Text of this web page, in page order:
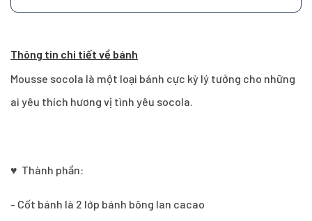
Thông tin chi tiết về bánh
Mousse socola là một loại bánh cực kỳ lý tưởng cho những
ai yêu thích hương vị tình yêu socola.
♥ Thành phần:
- Cốt bánh là 2 lớp bánh bông lan cacao